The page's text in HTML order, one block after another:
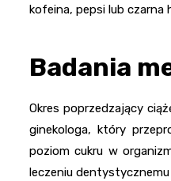
kofeina, pepsi lub czarna
Badania
Okres poprzedzający
ginekologa, który
poziom cukru w
leczeniu